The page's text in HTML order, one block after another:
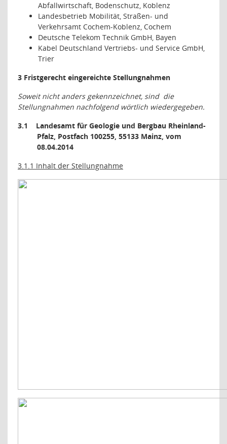
Abfallwirtschaft, Bodenschutz, Koblenz
Landesbetrieb Mobilität, Straßen- und
Verkehrsamt Cochem-Koblenz, Cochem
Deutsche Telekom Technik GmbH, Bayen
Kabel Deutschland Vertriebs- und Service GmbH,
Trier
3 Fristgerecht eingereichte Stellungnahmen
Soweit nicht anders gekennzeichnet, sind die
Stellungnahmen nachfolgend wörtlich wiedergegeben.
3.1
Landesamt für Geologie und Bergbau Rheinland-
Pfalz, Postfach 100255, 55133 Mainz, vom
08.04.2014
3.1.1 Inhalt der Stellungnahme